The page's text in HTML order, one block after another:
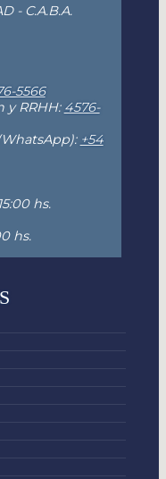
- C.A.B.A.
5566
y RRHH: 4576-
+54
hs.
hs.